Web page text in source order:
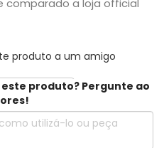
comparado a loja official
produto a um amigo
produto? Pergunte ao